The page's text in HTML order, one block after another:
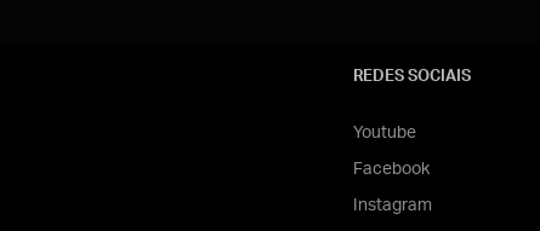
REDES SOCIAIS
Youtube
Facebook
Instagram